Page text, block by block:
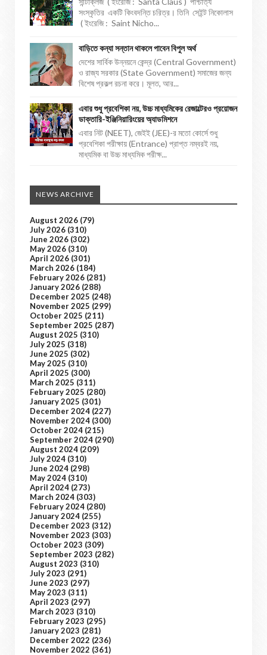
সংস্কৃতির একটি কিংবদন্তি চরিত্র। তিনি সেইন্ট নিকোলাস
( ইংরেজি : Saint Nicho...
বাড়িতে কন্যা সন্তান থাকলে পাবেন বিপুল অর্থ
দেশের সার্বিক উন্নয়নে কেন্দ্র (Central Government)
ও রাজ্য সরকার (State Government) সমাজের জন্য
বিশেষ প্রকল্প রচনা করে। মূলত, আর...
এবার শুধু প্রবেশিকা নয়, উচ্চ মাধ্যমিকের রেজাল্টেরও প্রয়োজন
ডাক্তারি-ইঞ্জিনিয়ারিংয়ের অ্যাডমিশনে
এবার নিট (NEET), জেইই (JEE)-র মতো কোর্সে শুধু
প্রবেশিকা পরীক্ষায় (Entrance) প্রাপ্ত নম্বরই নয়,
মাধ্যমিক বা উচ্চ মাধ্যমিক পরীক্ষ...
NEWS ARCHIVE
August 2026 (79)
July 2026 (310)
June 2026 (302)
May 2026 (310)
April 2026 (301)
March 2026 (184)
February 2026 (281)
January 2026 (288)
December 2025 (248)
November 2025 (299)
October 2025 (211)
September 2025 (287)
August 2025 (310)
July 2025 (318)
June 2025 (302)
May 2025 (310)
April 2025 (300)
March 2025 (311)
February 2025 (280)
January 2025 (301)
December 2024 (227)
November 2024 (300)
October 2024 (215)
September 2024 (290)
August 2024 (209)
July 2024 (310)
June 2024 (298)
May 2024 (310)
April 2024 (273)
March 2024 (303)
February 2024 (280)
January 2024 (255)
December 2023 (312)
November 2023 (303)
October 2023 (309)
September 2023 (282)
August 2023 (310)
July 2023 (291)
June 2023 (297)
May 2023 (311)
April 2023 (297)
March 2023 (310)
February 2023 (295)
January 2023 (281)
December 2022 (236)
November 2022 (361)